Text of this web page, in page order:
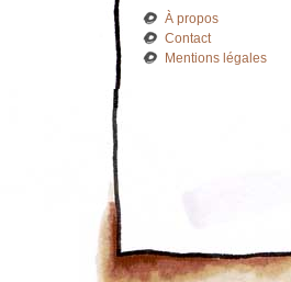
À propos
Contact
Mentions légales